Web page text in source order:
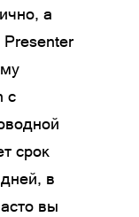
а
Presenter
с
срок
в
вы